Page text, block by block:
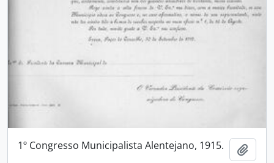
1º Congresso Municipalista Alentejano, 1915.